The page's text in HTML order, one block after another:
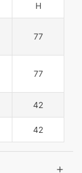
H
77
77
42
42